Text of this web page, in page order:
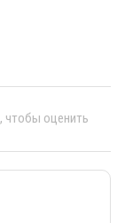
, чтобы оценить